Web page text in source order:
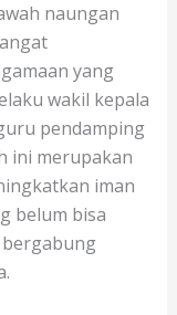
naungan
yang
wakil kepala
pendamping
ini merupakan
iman
belum bisa